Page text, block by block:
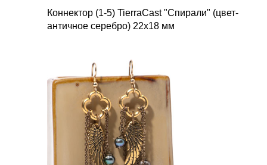
Коннектор (1-5) TierraCast "Спирали" (цвет-
античное серебро) 22х18 мм